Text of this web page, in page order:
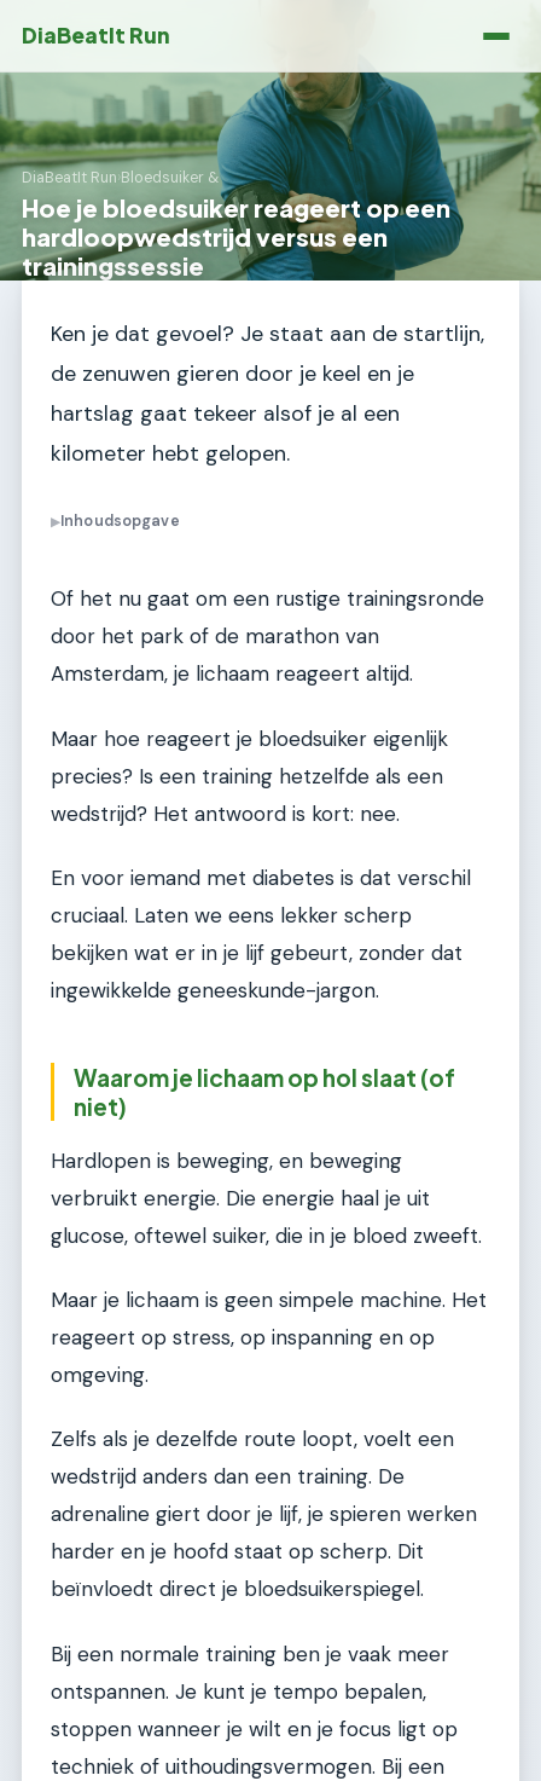
DiaBeatIt Run
DiaBeatIt Run›Bloedsuiker &
Hoe je bloedsuiker reageert op een
hardloopwedstrijd versus een
trainingssessie
Ken je dat gevoel? Je staat aan de startlijn,
de zenuwen gieren door je keel en je
hartslag gaat tekeer alsof je al een
kilometer hebt gelopen.
▶Inhoudsopgave
Of het nu gaat om een rustige trainingsronde
door het park of de marathon van
Amsterdam, je lichaam reageert altijd.
Maar hoe reageert je bloedsuiker eigenlijk
precies? Is een training hetzelfde als een
wedstrijd? Het antwoord is kort: nee.
En voor iemand met diabetes is dat verschil
cruciaal. Laten we eens lekker scherp
bekijken wat er in je lijf gebeurt, zonder dat
ingewikkelde geneeskunde-jargon.
Waarom je lichaam op hol slaat (of
niet)
Hardlopen is beweging, en beweging
verbruikt energie. Die energie haal je uit
glucose, oftewel suiker, die in je bloed zweeft.
Maar je lichaam is geen simpele machine. Het
reageert op stress, op inspanning en op
omgeving.
Zelfs als je dezelfde route loopt, voelt een
wedstrijd anders dan een training. De
adrenaline giert door je lijf, je spieren werken
harder en je hoofd staat op scherp. Dit
beïnvloedt direct je bloedsuikerspiegel.
Bij een normale training ben je vaak meer
ontspannen. Je kunt je tempo bepalen,
stoppen wanneer je wilt en je focus ligt op
techniek of uithoudingsvermogen. Bij een